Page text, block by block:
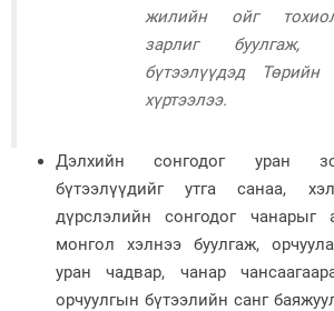
жилийн ойг
зарлиг буулгаж,
бүтээлүүдэд Төрийн
хүртээлээ.
Дэлхийн сонгодог уран
бүтээлүүдийг утга санаа,
дүрслэлийн сонгодог чанарыг
монгол хэлнээ буулгаж,
уран чадвар, чанар
орчуулгын бүтээлийн санг